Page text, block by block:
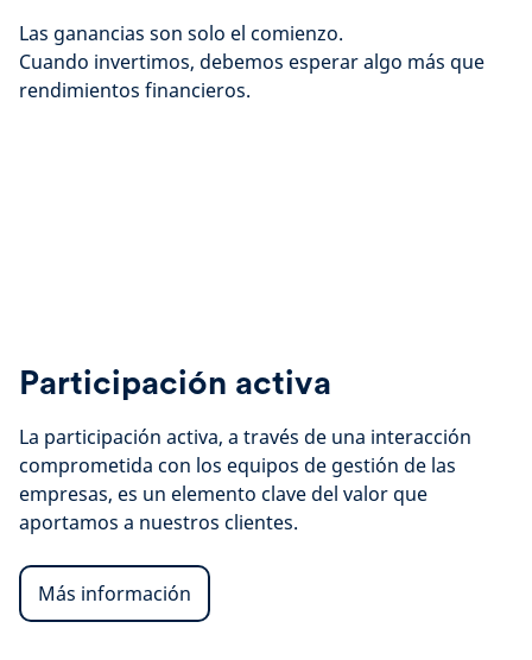
Las ganancias son solo el comienzo.
Cuando invertimos, debemos esperar algo más que
rendimientos financieros.
Participación activa
La participación activa, a través de una interacción
comprometida con los equipos de gestión de las
empresas, es un elemento clave del valor que
aportamos a nuestros clientes.
Más información